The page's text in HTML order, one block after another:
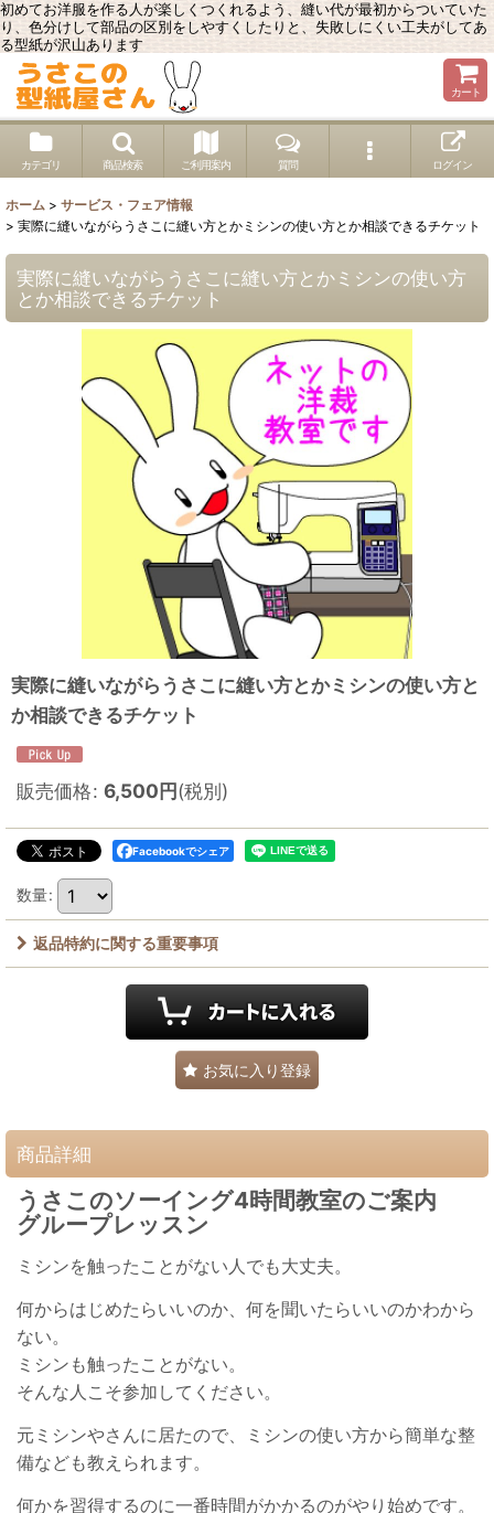
初めてお洋服を作る人が楽しくつくれるよう、縫い代が最初からついていた
り、色分けして部品の区別をしやすくしたりと、失敗しにくい工夫がしてあ
る型紙が沢山あります
カート
カテゴリ 商品検索 ご利用案内 質問 ログイン
ホーム > サービス・フェア情報
> 実際に縫いながらうさこに縫い方とかミシンの使い方とか相談できるチケット
実際に縫いながらうさこに縫い方とかミシンの使い方
とか相談できるチケット
実際に縫いながらうさこに縫い方とかミシンの使い方と
か相談できるチケット
販売価格: 6,500円(税別)
Facebookでシェア
数量:
返品特約に関する重要事項
お気に入り登録
商品詳細
うさこのソーイング4時間教室のご案内
グループレッスン
ミシンを触ったことがない人でも大丈夫。
何からはじめたらいいのか、何を聞いたらいいのかわから
ない。
ミシンも触ったことがない。
そんな人こそ参加してください。
元ミシンやさんに居たので、ミシンの使い方から簡単な整
備なども教えられます。
何かを習得するのに一番時間がかかるのがやり始めです。